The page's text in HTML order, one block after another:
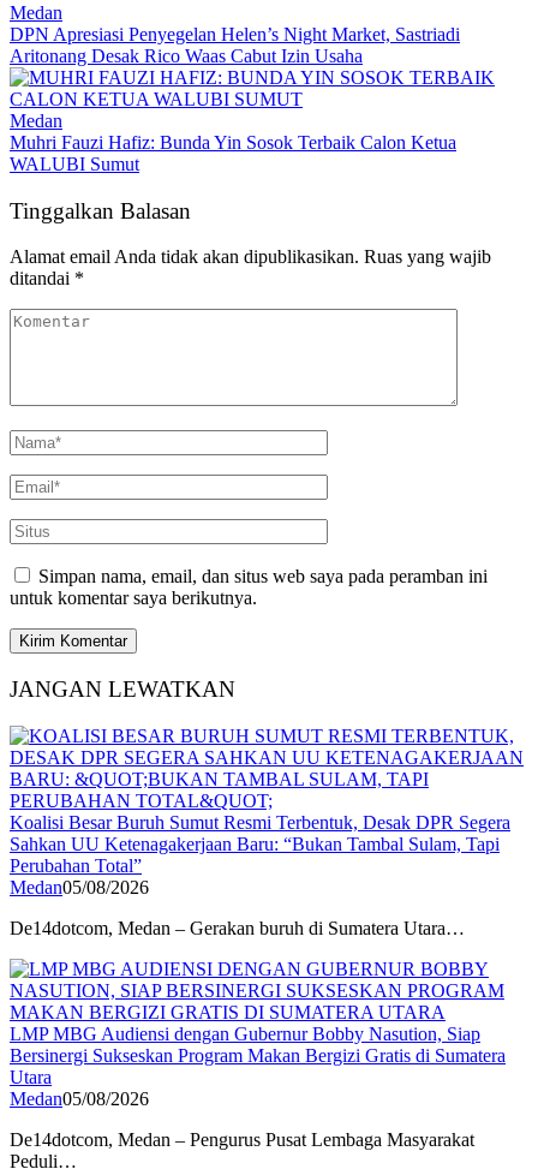
Medan
DPN Apresiasi Penyegelan Helen’s Night Market, Sastriadi
Aritonang Desak Rico Waas Cabut Izin Usaha
Medan
Muhri Fauzi Hafiz: Bunda Yin Sosok Terbaik Calon Ketua
WALUBI Sumut
Tinggalkan Balasan
Alamat email Anda tidak akan dipublikasikan. Ruas yang wajib
ditandai *
Simpan nama, email, dan situs web saya pada peramban ini
untuk komentar saya berikutnya.
JANGAN LEWATKAN
Koalisi Besar Buruh Sumut Resmi Terbentuk, Desak DPR Segera
Sahkan UU Ketenagakerjaan Baru: “Bukan Tambal Sulam, Tapi
Perubahan Total”
Medan05/08/2026
De14dotcom, Medan – Gerakan buruh di Sumatera Utara…
LMP MBG Audiensi dengan Gubernur Bobby Nasution, Siap
Bersinergi Sukseskan Program Makan Bergizi Gratis di Sumatera
Utara
Medan05/08/2026
De14dotcom, Medan – Pengurus Pusat Lembaga Masyarakat
Peduli…